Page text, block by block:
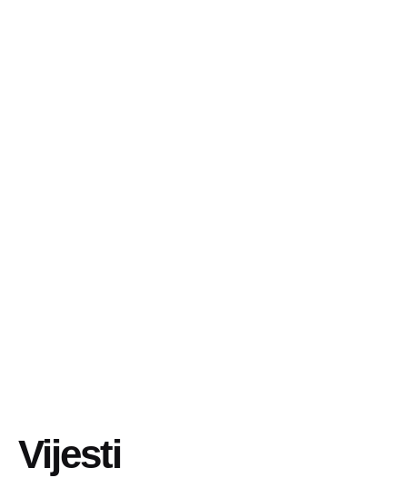
Vijesti